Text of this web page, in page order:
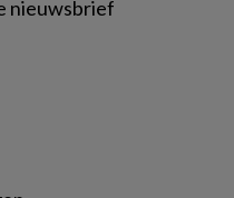
nieuwsbrief